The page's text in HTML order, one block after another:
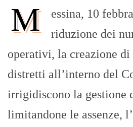
M
essina, 10
riduzione dei
operativi, la creazione di
distretti all’interno del
irrigidiscono la gestione
limitandone le assenze,